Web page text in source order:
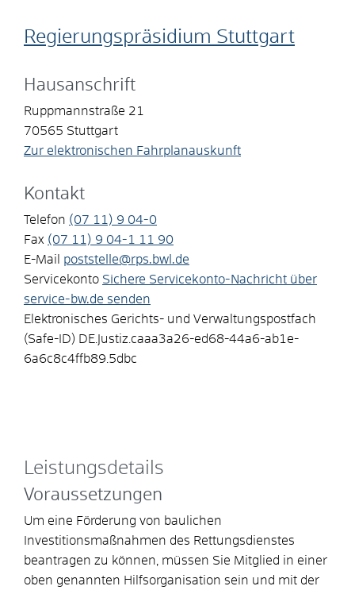
Regierungspräsidium Stuttgart
Hausanschrift
Ruppmannstraße 21
70565 Stuttgart
Zur elektronischen Fahrplanauskunft
Kontakt
Telefon (07 11) 9 04-0
Fax (07 11) 9 04-1 11
90
E-Mail
poststelle@rps.bwl.de
Servicekonto Sichere Servicekonto-Nachricht über
service-bw.de senden
Elektronisches Gerichts- und Verwaltungspostfach
(Safe-ID) DE.Justiz.caaa3a26-ed68-44a6-ab1e-
6a6c8c4ffb89.5dbc
Leistungsdetails
Voraussetzungen
Um eine Förderung von baulichen
Investitionsmaßnahmen des Rettungsdienstes
beantragen zu können, müssen Sie Mitglied in einer
oben genannten Hilfsorganisation sein und mit der